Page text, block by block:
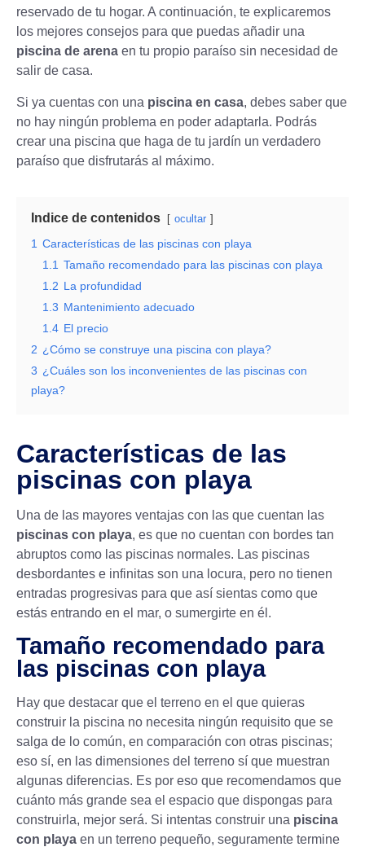
reservado de tu hogar. A continuación, te explicaremos
los mejores consejos para que puedas añadir una
piscina de arena en tu propio paraíso sin necesidad de
salir de casa.
Si ya cuentas con una piscina en casa, debes saber que
no hay ningún problema en poder adaptarla. Podrás
crear una piscina que haga de tu jardín un verdadero
paraíso que disfrutarás al máximo.
Indice de contenidos ocultar
1 Características de las piscinas con playa
1.1 Tamaño recomendado para las piscinas con playa
1.2 La profundidad
1.3 Mantenimiento adecuado
1.4 El precio
2 ¿Cómo se construye una piscina con playa?
3 ¿Cuáles son los inconvenientes de las piscinas con
playa?
Características de las
piscinas con playa
Una de las mayores ventajas con las que cuentan las
piscinas con playa, es que no cuentan con bordes tan
abruptos como las piscinas normales. Las piscinas
desbordantes e infinitas son una locura, pero no tienen
entradas progresivas para que así sientas como que
estás entrando en el mar, o sumergirte en él.
Tamaño recomendado para
las piscinas con playa
Hay que destacar que el terreno en el que quieras
construir la piscina no necesita ningún requisito que se
salga de lo común, en comparación con otras piscinas;
eso sí, en las dimensiones del terreno sí que muestran
algunas diferencias. Es por eso que recomendamos que
cuánto más grande sea el espacio que dispongas para
construirla, mejor será. Si intentas construir una piscina
con playa en un terreno pequeño, seguramente termine